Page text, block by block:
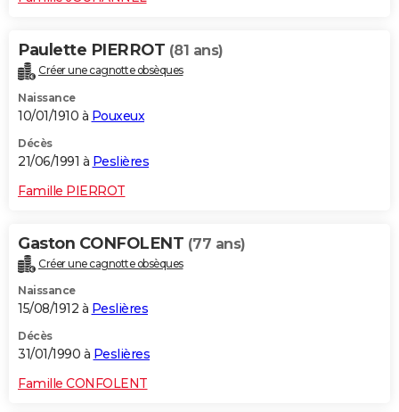
Paulette PIERROT (81 ans)
Créer une cagnotte obsèques
Naissance
10/01/1910 à Pouxeux
Décès
21/06/1991 à Peslières
Famille PIERROT
Gaston CONFOLENT (77 ans)
Créer une cagnotte obsèques
Naissance
15/08/1912 à Peslières
Décès
31/01/1990 à Peslières
Famille CONFOLENT